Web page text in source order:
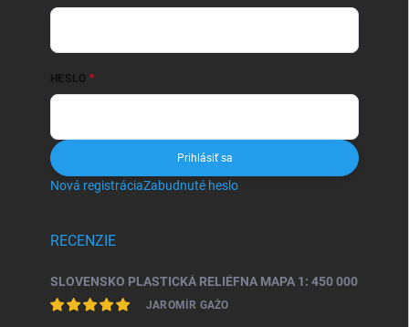
HESLO
Prihlásiť sa
Nová registráciaZabudnuté heslo
RECENZIE
SLOVENSKO PLASTICKÁ RELIÉFNA MAPA 1: 450 000
JAROMÍR GAŽO